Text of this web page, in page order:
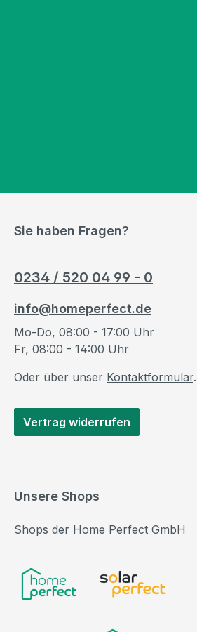
Sie haben Fragen?
0234 / 520 04 99 - 0
info@homeperfect.de
Mo-Do, 08:00 - 17:00 Uhr
Fr, 08:00 - 14:00 Uhr
Oder über unser Kontaktformular.
Vertrag widerrufen
Unsere Shops
Shops der Home Perfect GmbH